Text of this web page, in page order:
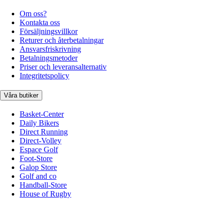
Om oss?
Kontakta oss
Försäljningsvillkor
Returer och återbetalningar
Ansvarsfriskrivning
Betalningsmetoder
Priser och leveransalternativ
Integritetspolicy
Våra butiker
Basket-Center
Daily Bikers
Direct Running
Direct-Volley
Espace Golf
Foot-Store
Galop Store
Golf and co
Handball-Store
House of Rugby